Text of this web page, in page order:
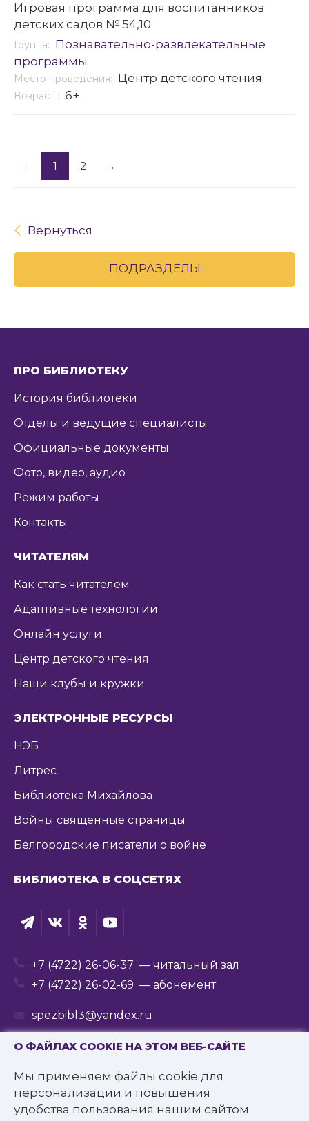
О ФАЙЛАХ COOKIE НА ЭТОМ ВЕБ-САЙТЕ
Мы применяем файлы cookie для
персонализации и повышения
удобства пользования нашим сайтом.
Игровая программа для воспитанников
детских садов № 54,10
Группа: Познавательно-развлекательные
программы
Место проведения: Центр детского чтения
Возраст : 6+
← 1 2 →
Вернуться
ПОДРАЗДЕЛЫ
ПРО БИБЛИОТЕКУ
История библиотеки
Отделы и ведущие специалисты
Официальные документы
Фото, видео, аудио
Режим работы
Контакты
ЧИТАТЕЛЯМ
Как стать читателем
Адаптивные технологии
Онлайн услуги
Центр детского чтения
Наши клубы и кружки
ЭЛЕКТРОННЫЕ РЕСУРСЫ
НЭБ
Литрес
Библиотека Михайлова
Войны священные страницы
Белгородские писатели о войне
БИБЛИОТЕКА В СОЦСЕТЯХ
+7 (4722) 26-06-37 — читальный зал
+7 (4722) 26-02-69 — абонемент
spezbibl3@yandex.ru
© 2016—2022 Государственное бюджетное
учреждение культуры